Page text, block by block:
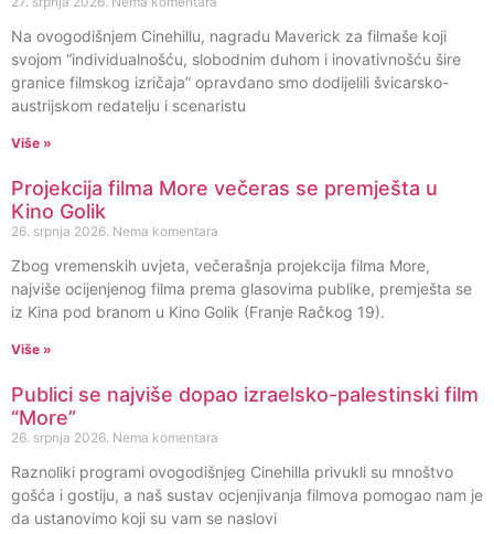
Na ovogodišnjem Cinehillu, nagradu Maverick za filmaše koji
svojom “individualnošću, slobodnim duhom i inovativnošću šire
granice filmskog izričaja” opravdano smo dodijelili švicarsko-
austrijskom redatelju i scenaristu
Više »
Projekcija filma More večeras se premješta u
Kino Golik
26. srpnja 2026. Nema komentara
Zbog vremenskih uvjeta, večerašnja projekcija filma More,
najviše ocijenjenog filma prema glasovima publike, premješta se
iz Kina pod branom u Kino Golik (Franje Račkog 19).
Više »
Publici se najviše dopao izraelsko-palestinski film
“More”
26. srpnja 2026. Nema komentara
Raznoliki programi ovogodišnjeg Cinehilla privukli su mnoštvo
gošća i gostiju, a naš sustav ocjenjivanja filmova pomogao nam je
da ustanovimo koji su vam se naslovi